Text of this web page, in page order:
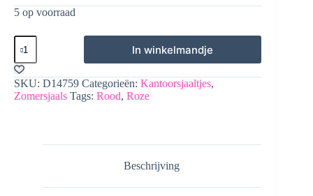
5 op voorraad
Kantoorsjaaltje
lichtrood
tricot
aantal
In winkelmandje
SKU: D14759 Categorieën: Kantoorsjaaltjes,
Zomersjaals Tags: Rood, Roze
Beschrijving